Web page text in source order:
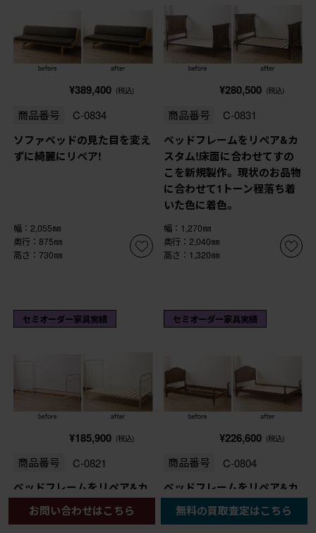
¥389,400 (税込)
商品番号 C-0834
ソファベッドの見た目を変え
ずに綺麗にリペア!
幅：2,055㎜
奥行：875㎜
高さ：730㎜
¥280,500 (税込)
商品番号 C-0831
ベッドフレームをリペア&カ
スタム!床面に合わせてすの
こを新規製作。現状のお品物
に合わせて1トーン程落ち着
いた色に着色。
幅：1,270㎜
奥行：2,040㎜
高さ：1,320㎜
セミオーダー家具実績
¥185,900 (税込)
商品番号 C-0821
ベッドフレームをリペア&カ
スタム!フレームの床面に合
わせてすのこを新規製作。
セミオーダー家具実績
¥226,600 (税込)
商品番号 C-0804
ベッドフレームをリペア&カ
スタム!ベッドの床面に合う
ようすのこを製作。色味は当
お問い合わせはこちら 無料の買取査定はこちら